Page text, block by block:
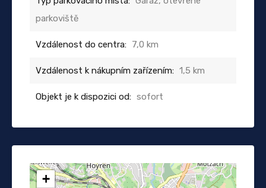
parkoviště
Vzdálenost do centra: 7,0 km
Vzdálenost k nákupním zařízením: 1,5 km
Objekt je k dispozici od: sofort
+